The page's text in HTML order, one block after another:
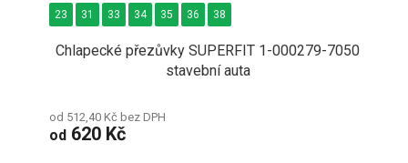
Chlapecké přezůvky SUPERFIT 1-000279-7050
stavební auta
od 512,40 Kč bez DPH
od 620 Kč
23 31 33 34 35 36 38